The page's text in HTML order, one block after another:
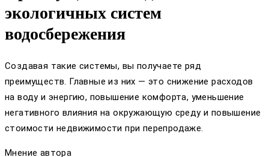
экологичных систем
водосбережения
Создавая такие системы, вы получаете ряд
преимуществ. Главные из них — это снижение расходов
на воду и энергию, повышение комфорта, уменьшение
негативного влияния на окружающую среду и повышение
стоимости недвижимости при перепродаже.
Мнение автора